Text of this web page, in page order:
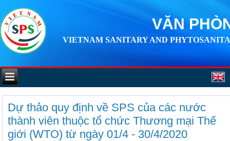
VĂN
VIETNAM SANITARY AND
Dự thảo quy định về SPS của các nước
thành viên thuộc tổ chức Thương mại Thế
giới (WTO) từ ngày 01/4 - 30/4/2020